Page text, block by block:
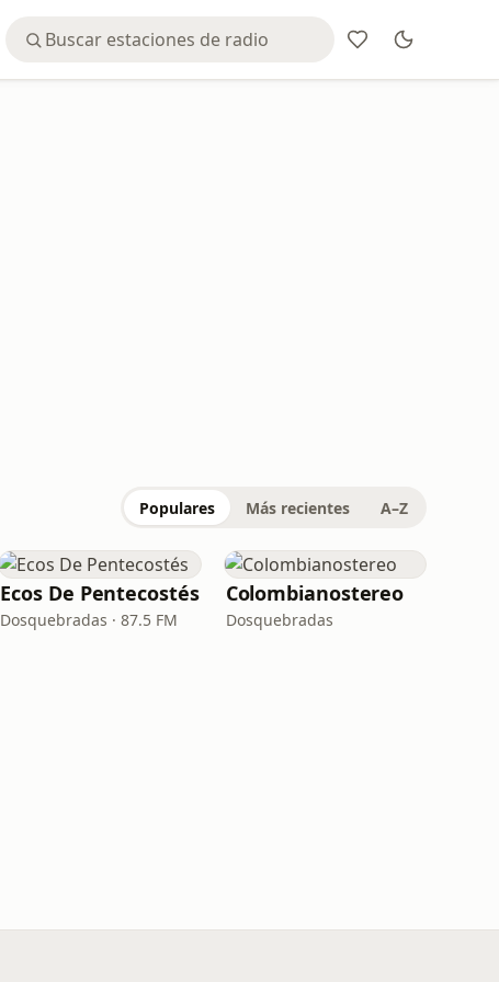
Populares Más recientes A–Z
Ecos De Pentecostés
Dosquebradas · 87.5 FM
Colombianostereo
Dosquebradas